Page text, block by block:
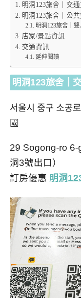
明洞123旅舍｜交
明洞123旅舍｜公共
明洞123旅舍｜雙
店家/景點資訊
交通資訊
延伸閱讀
明洞123旅舍｜
서울시 중구 소공
國
29 Sogong-ro 6-
洞3號出口）
訂房優惠 明洞